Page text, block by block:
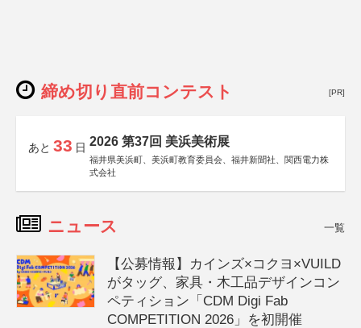
締め切り直前コンテスト [PR]
あと 33 日 2026 第37回 美浜美術展
福井県美浜町、美浜町教育委員会、福井新聞社、関西電力株
式会社
ニュース 一覧
【公募情報】カインズ×コクヨ×VUILD
がタッグ、家具・木工品デザインコン
ペティション「CDM Digi Fab
COMPETITION 2026」を初開催